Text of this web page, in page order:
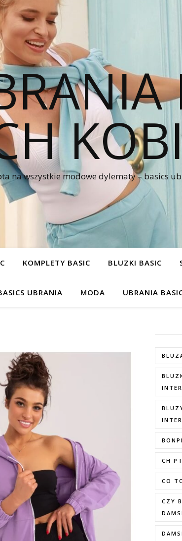
na wszystkie modowe dylematy – basics
KOMPLETY BASIC BLUZKI BASIC
UBRANIA MODA UBRANIA
CH
CO
CZY